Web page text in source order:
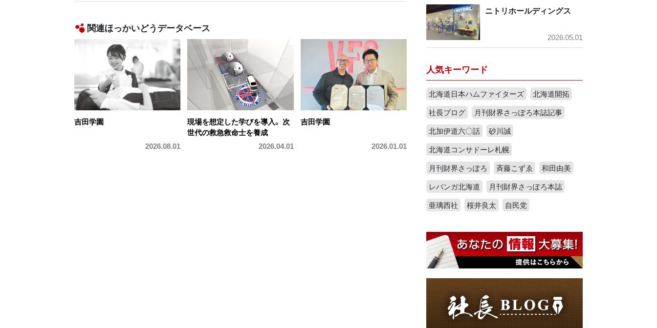
関連ほっかいどうデータベース
吉田学園
2026.08.01
現場を想定した学びを導入。 次
世代の救急救命士を養成
2026.04.01
吉田学園
2026.01.01
ニトリホールディングス
2026.05.01
人気キーワード
北海道日本ハムファイターズ
北海道開拓
社長ブログ
月刊財界さっぽろ本誌記事
北加伊道六〇話
砂川誠
北海道コンサドーレ札幌
月刊財界さっぽろ
斉藤こずゑ
和田由美
レバンガ北海道
月刊財界さっぽろ本誌
亜璃西社
桜井良太 自民党